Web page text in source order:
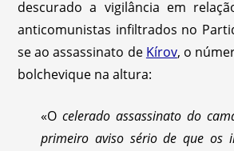
descurado a vigilância em
anticomunistas infiltrados no
se ao assassinato de Kírov, o
bolchevique na altura:
«O celerado assassinato do
primeiro aviso sério de que os